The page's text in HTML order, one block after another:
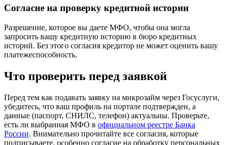
Согласие на проверку кредитной истории
Разрешение, которое вы даете МФО, чтобы она могла
запросить вашу кредитную историю в бюро кредитных
историй. Без этого согласия кредитор не может оценить вашу
платежеспособность.
Что проверить перед заявкой
Перед тем как подавать заявку на микрозайм через Госуслуги,
убедитесь, что ваш профиль на портале подтвержден, а
данные (паспорт, СНИЛС, телефон) актуальны. Проверьте,
есть ли выбранная МФО в официальном реестре Банка
России. Внимательно прочитайте все согласия, которые
подписываете, особенно согласие на обработку персональных